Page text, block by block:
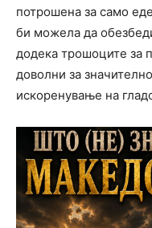
потрошена за само
би можела да
додека трошоците за
доволни за
искоренување на